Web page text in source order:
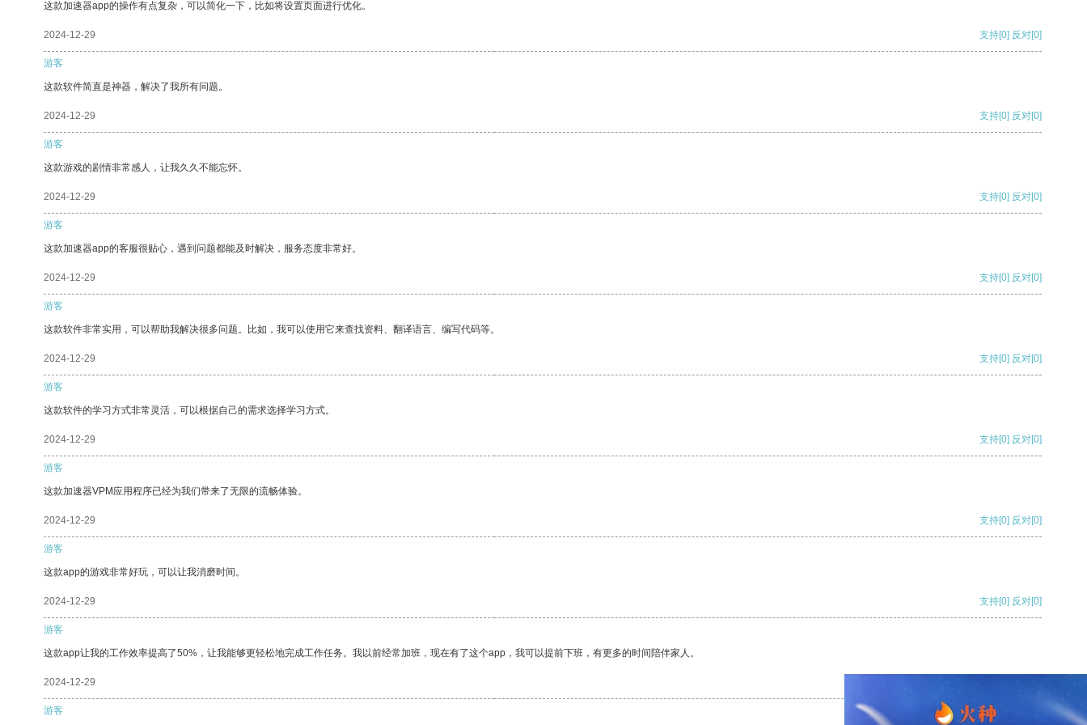
这款加速器app的操作有点复杂，可以简化一下，比如将设置页面进行优化。
2024-12-29 支持[0] 反对[0]
游客
这款软件简直是神器，解决了我所有问题。
2024-12-29 支持[0] 反对[0]
游客
这款游戏的剧情非常感人，让我久久不能忘怀。
2024-12-29 支持[0] 反对[0]
游客
这款加速器app的客服很贴心，遇到问题都能及时解决，服务态度非常好。
2024-12-29 支持[0] 反对[0]
游客
这款软件非常实用，可以帮助我解决很多问题。比如，我可以使用它来查找资料、翻译语言、编写代码等。
2024-12-29 支持[0] 反对[0]
游客
这款软件的学习方式非常灵活，可以根据自己的需求选择学习方式。
2024-12-29 支持[0] 反对[0]
游客
这款加速器VPM应用程序已经为我们带来了无限的流畅体验。
2024-12-29 支持[0] 反对[0]
游客
这款app的游戏非常好玩，可以让我消磨时间。
2024-12-29 支持[0] 反对[0]
游客
这款app让我的工作效率提高了50%，让我能够更轻松地完成工作任务。我以前经常加班，现在有了这个app，我可以提前下班，有更多的时间陪伴家人。
2024-12-29
游客